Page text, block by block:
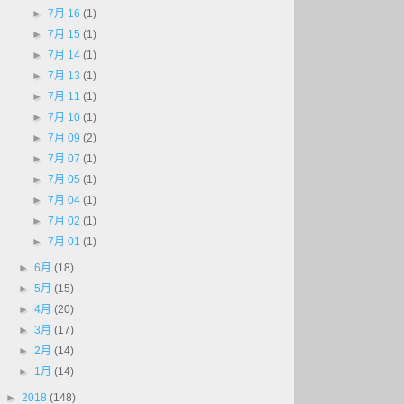
► 7月 16 (1)
► 7月 15 (1)
► 7月 14 (1)
► 7月 13 (1)
► 7月 11 (1)
► 7月 10 (1)
► 7月 09 (2)
► 7月 07 (1)
► 7月 05 (1)
► 7月 04 (1)
► 7月 02 (1)
► 7月 01 (1)
►6月(18)
►5月(15)
►4月(20)
►3月(17)
►2月(14)
► 1月(14)
► 2018 (148)